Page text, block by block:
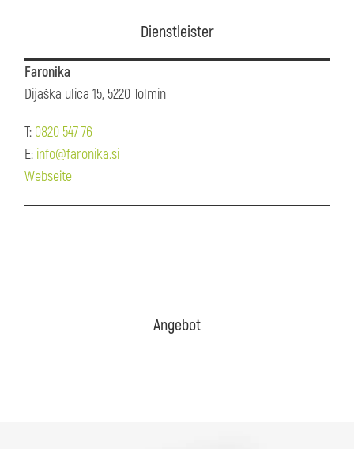
Dienstleister
Faronika
Dijaška ulica 15, 5220 Tolmin
T: 0820 547 76
E: info@faronika.si
Webseite
Angebot